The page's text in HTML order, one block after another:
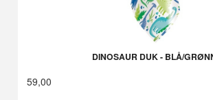
DINOSAUR DUK - BLÅ/
59,00